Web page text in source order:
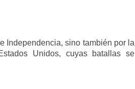
Independencia, sino también por la
Unidos, cuyas batallas se